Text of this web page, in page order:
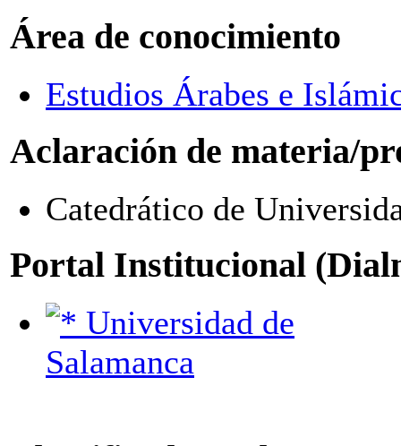
Área de conocimiento
Estudios Árabes e
Aclaración de materia/
Catedrático de
Portal Institucional
Salamanca